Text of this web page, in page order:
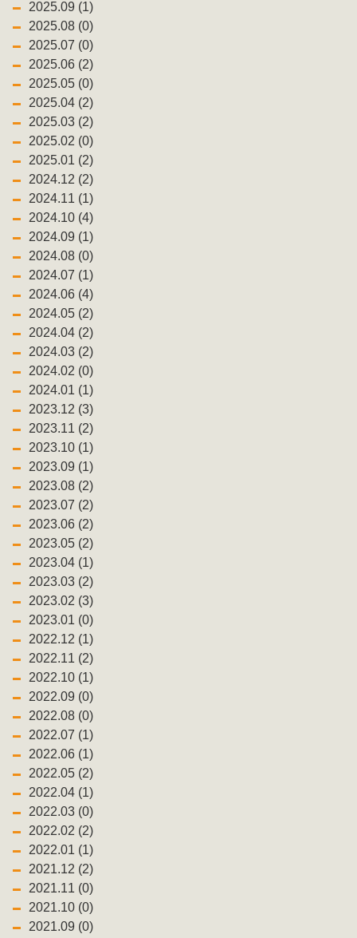
2025.09 (1)
2025.08 (0)
2025.07 (0)
2025.06 (2)
2025.05 (0)
2025.04 (2)
2025.03 (2)
2025.02 (0)
2025.01 (2)
2024.12 (2)
2024.11 (1)
2024.10 (4)
2024.09 (1)
2024.08 (0)
2024.07 (1)
2024.06 (4)
2024.05 (2)
2024.04 (2)
2024.03 (2)
2024.02 (0)
2024.01 (1)
2023.12 (3)
2023.11 (2)
2023.10 (1)
2023.09 (1)
2023.08 (2)
2023.07 (2)
2023.06 (2)
2023.05 (2)
2023.04 (1)
2023.03 (2)
2023.02 (3)
2023.01 (0)
2022.12 (1)
2022.11 (2)
2022.10 (1)
2022.09 (0)
2022.08 (0)
2022.07 (1)
2022.06 (1)
2022.05 (2)
2022.04 (1)
2022.03 (0)
2022.02 (2)
2022.01 (1)
2021.12 (2)
2021.11 (0)
2021.10 (0)
2021.09 (0)